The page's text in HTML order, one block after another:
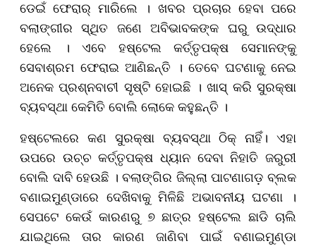
ଡେଇଁ ଫେରାର୍ ମାରିଲେ । ଖବର ପ୍ରଚାର ହେବା ପରେ
ବଲାଙ୍ଗୀର ସ୍ଥିତ ଜଣେ ଅବିଭାବକଙ୍କ ଘରୁ ଉଦ୍ଧାର
ହେଲେ । ଏବେ ହଷ୍ଟେଲ କର୍ତ୍ତୃପକ୍ଷ ସେମାନଙ୍କୁ
ସେବାଶ୍ରମ ଫେରାଇ ଆଣିଛନ୍ତି । ତେବେ ଘଟଣାକୁ ନେଇ
ଅନେକ ପ୍ରଶ୍ନବାଚୀ ସୃଷ୍ଟି ହୋଇଛି । ଖାସ୍ କରି ସୁରକ୍ଷା
ବ୍ୟବସ୍ଥା କେମିତି ବୋଲି ଲୋକେ କହୁଛନ୍ତି ।
ହଷ୍ଟେଲରେ କଣ ସୁରକ୍ଷା ବ୍ୟବସ୍ଥା ଠିକ୍ ନାହିଁ। ଏହା
ଉପରେ ଉଚ୍ଚ କର୍ତ୍ତୃପକ୍ଷ ଧ୍ୟାନ ଦେବା ନିହାତି ଜରୁରୀ
ବୋଲି ଦାବି ହେଉଛି । ବଲାଙ୍ଗିର ଜିଲ୍ଲା ପାଟଣାଗଡ଼ ବ୍ଲକ
ବଣାଇମୁଣ୍ଡାରେ ଦେଖିବାକୁ ମିଳିଛି ଅଭାବନୀୟ ଘଟଣା ।
ସେପଟେ କେଉଁ କାରଣରୁ ୭ ଛାତ୍ର ହଷ୍ଟେଲ ଛାଡି ଚାଲି
ଯାଇଥିଲେ ତାର କାରଣ ଜାଣିବା ପାଇଁ ବଣାଇମୁଣ୍ଡା